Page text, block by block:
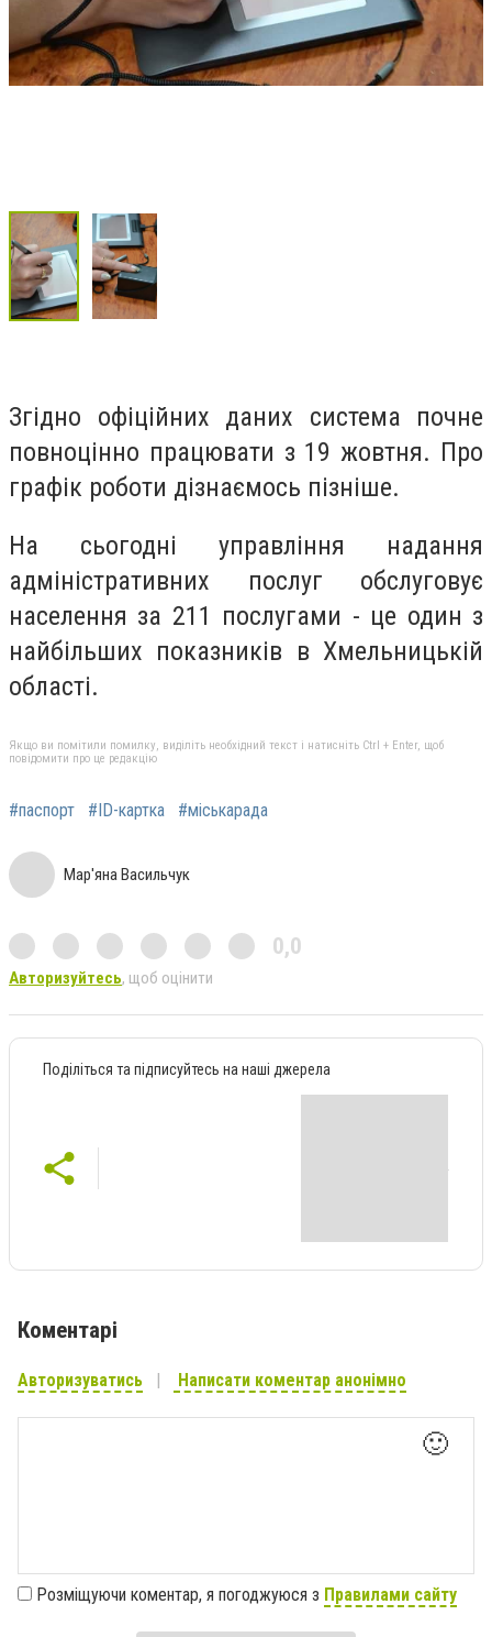
Згідно офіційних даних система почне
повноцінно працювати з 19 жовтня. Про
графік роботи дізнаємось пізніше.
На сьогодні управління надання
адміністративних послуг обслуговує
населення за 211 послугами - це один з
найбільших показників в Хмельницькій
області.
Якщо ви помітили помилку, виділіть необхідний текст і натисніть Ctrl + Enter, щоб
повідомити про це редакцію
#паспорт #ID-картка #міськарада
Мар'яна Васильчук
0,0
Авторизуйтесь, щоб оцінити
Поділіться та підписуйтесь на наші джерела
Коментарі
Авторизуватись Написати коментар анонімно
🙂
Розміщуючи коментар, я погоджуюся з Правилами сайту